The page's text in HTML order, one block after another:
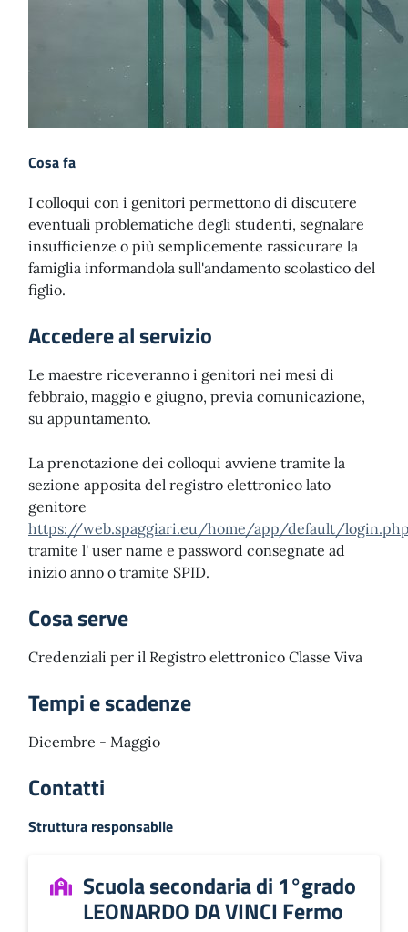
Cosa fa
I colloqui con i genitori permettono di discutere
eventuali problematiche degli studenti, segnalare
insufficienze o più semplicemente rassicurare la
famiglia informandola sull'andamento scolastico del
figlio.
Accedere al servizio
Le maestre riceveranno i genitori nei mesi di
febbraio, maggio e giugno, previa comunicazione,
su appuntamento.
La prenotazione dei colloqui avviene tramite la
sezione apposita del registro elettronico lato
genitore
https://web.spaggiari.eu/home/app/default/
tramite l' user name e password consegnate ad
inizio anno o tramite SPID.
Cosa serve
Credenziali per il Registro elettronico Classe Viva
Tempi e scadenze
Dicembre - Maggio
Contatti
Struttura responsabile
Scuola secondaria di 1°grado
LEONARDO DA VINCI Fermo